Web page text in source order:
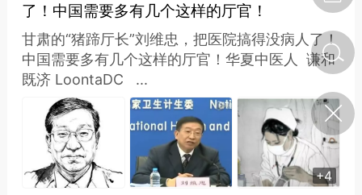
·特急预警】关
节返乡期间“闪
急提示
0
如何购买【理肺清瘟膏】
【养正护络膏】？
了！中国需要多有几个这样的厅官！
甘肃的“猪蹄厅长”刘维忠，把医院搞得没病人了！
中国需要多有几个这样的厅官！华夏中医人 谦和
既济 LoontaDC ...
+4